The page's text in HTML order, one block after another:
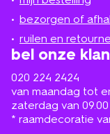
bezorgen of
ruilen en
bel onze
020 224 2424
van maandag tot
zaterdag van
* raamdecoratie
in
de
buurt